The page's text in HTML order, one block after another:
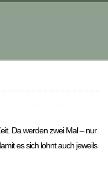
Da werden zwei Mal – nur
es sich lohnt auch jeweils